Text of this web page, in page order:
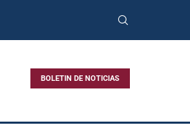
BOLETIN DE NOTICIAS